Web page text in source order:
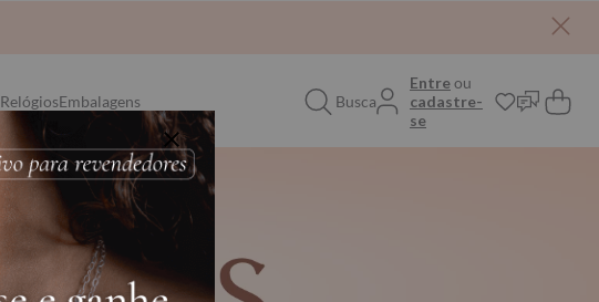
RelógiosEmbalagens Busca
Entreou
cadastre-
se